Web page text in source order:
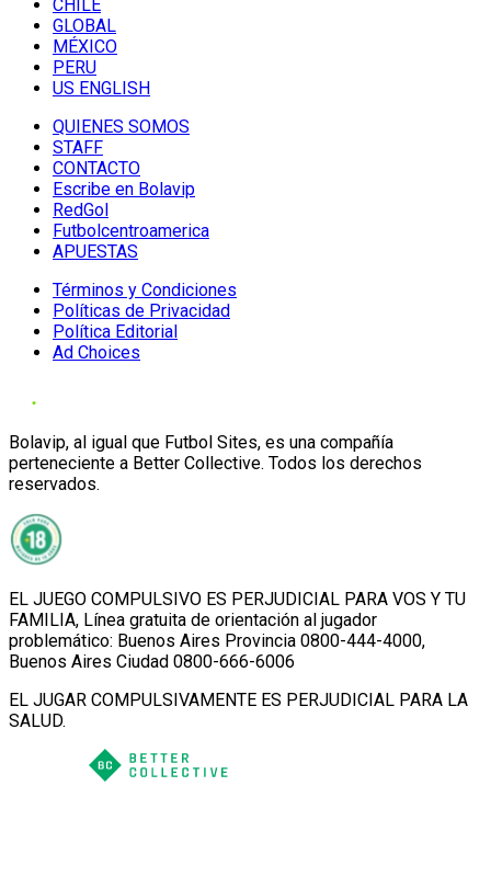
CHILE
GLOBAL
MÉXICO
PERU
US ENGLISH
QUIENES SOMOS
STAFF
CONTACTO
Escribe en Bolavip
RedGol
Futbolcentroamerica
APUESTAS
Términos y Condiciones
Políticas de Privacidad
Política Editorial
Ad Choices
Bolavip, al igual que Futbol Sites, es una compañía
perteneciente a Better Collective. Todos los derechos
reservados.
EL JUEGO COMPULSIVO ES PERJUDICIAL PARA VOS Y TU
FAMILIA, Línea gratuita de orientación al jugador
problemático: Buenos Aires Provincia 0800-444-4000,
Buenos Aires Ciudad 0800-666-6006
EL JUGAR COMPULSIVAMENTE ES PERJUDICIAL PARA LA
SALUD.